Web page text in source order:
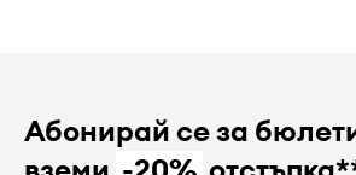
Абонирай се за